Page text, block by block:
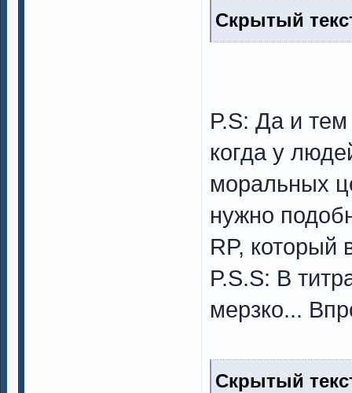
Скрытый
P.S: Да и
когда у
моральных
нужно
RP, который
P.S.S: В
мерзко...
Скрытый